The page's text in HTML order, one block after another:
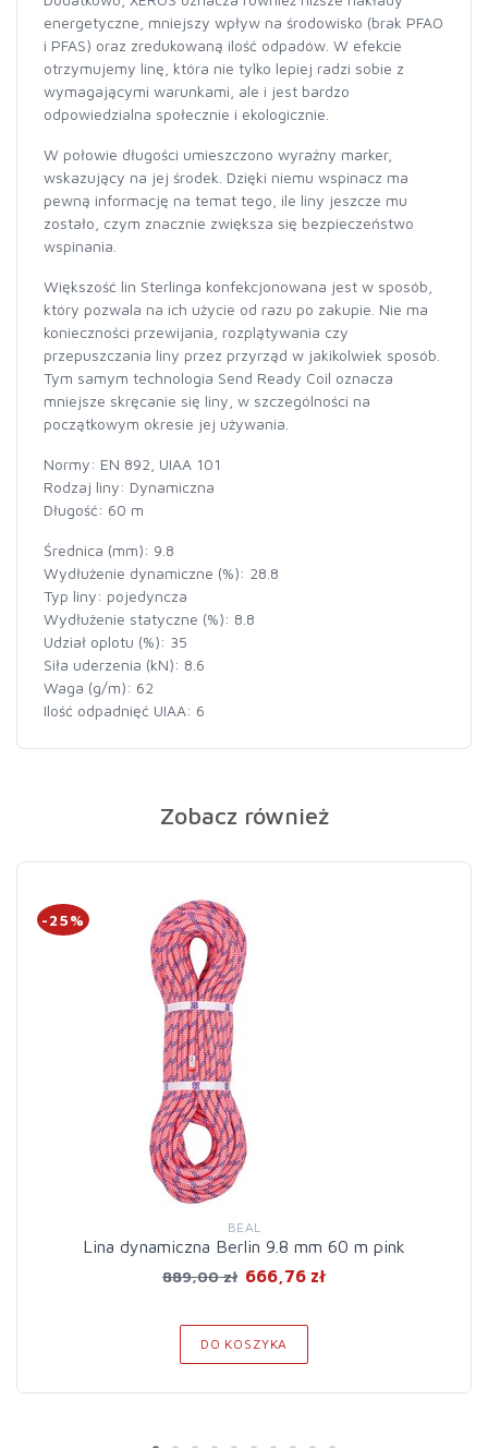
energetyczne, mniejszy wpływ na środowisko (brak PFAO
i PFAS) oraz zredukowaną ilość odpadów. W efekcie
otrzymujemy linę, która nie tylko lepiej radzi sobie z
wymagającymi warunkami, ale i jest bardzo
odpowiedzialna społecznie i ekologicznie.
W połowie długości umieszczono wyraźny marker,
wskazujący na jej środek. Dzięki niemu wspinacz ma
pewną informację na temat tego, ile liny jeszcze mu
zostało, czym znacznie zwiększa się bezpieczeństwo
wspinania.
Większość lin Sterlinga konfekcjonowana jest w sposób,
który pozwala na ich użycie od razu po zakupie. Nie ma
konieczności przewijania, rozplątywania czy
przepuszczania liny przez przyrząd w jakikolwiek sposób.
Tym samym technologia Send Ready Coil oznacza
mniejsze skręcanie się liny, w szczególności na
początkowym okresie jej używania.
Normy: EN 892, UIAA 101
Rodzaj liny: Dynamiczna
Długość: 60 m
Średnica (mm): 9.8
Wydłużenie dynamiczne (%): 28.8
Typ liny: pojedyncza
Wydłużenie statyczne (%): 8.8
Udział oplotu (%): 35
Siła uderzenia (kN): 8.6
Waga (g/m): 62
Ilość odpadnięć UIAA: 6
Zobacz również
-25%
BEAL
Lina dynamiczna Berlin 9.8 mm 60 m pink
889,00 zł 666,76 zł
DO KOSZYKA